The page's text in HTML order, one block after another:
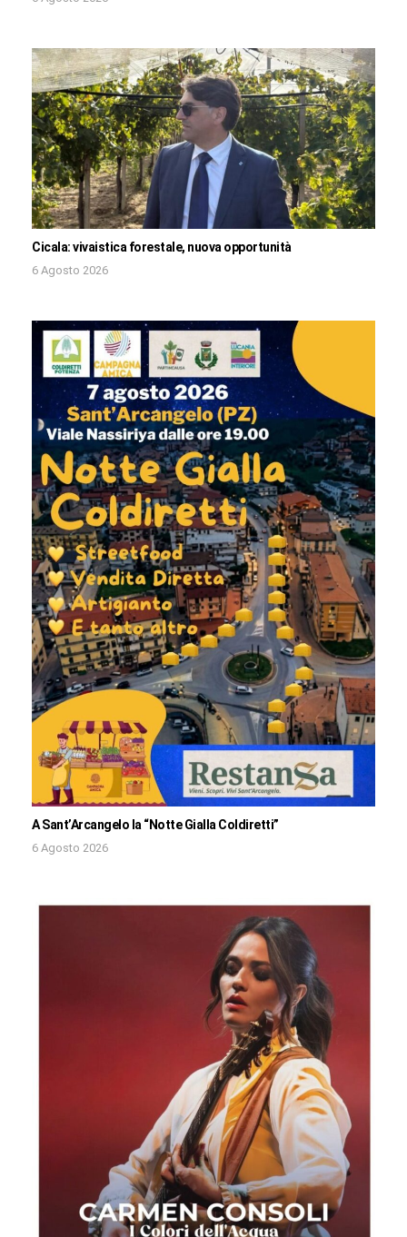
Cicala: vivaistica forestale, nuova opportunità
6 Agosto 2026
A Sant’Arcangelo la “Notte Gialla Coldiretti”
6 Agosto 2026